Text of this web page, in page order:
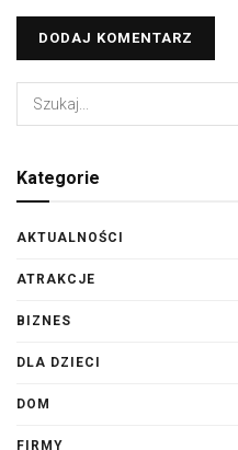
Kategorie
AKTUALNOŚCI
ATRAKCJE
BIZNES
DLA DZIECI
DOM
FIRMY